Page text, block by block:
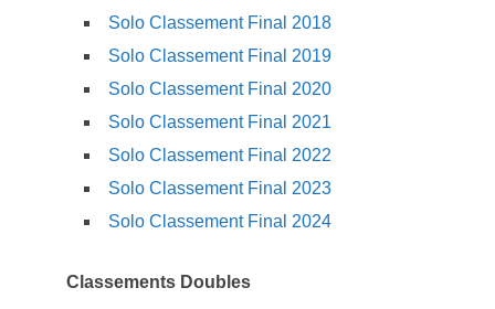
Solo Classement Final 2018
Solo Classement Final 2019
Solo Classement Final 2020
Solo Classement Final 2021
Solo Classement Final 2022
Solo Classement Final 2023
Solo Classement Final 2024
Classements Doubles